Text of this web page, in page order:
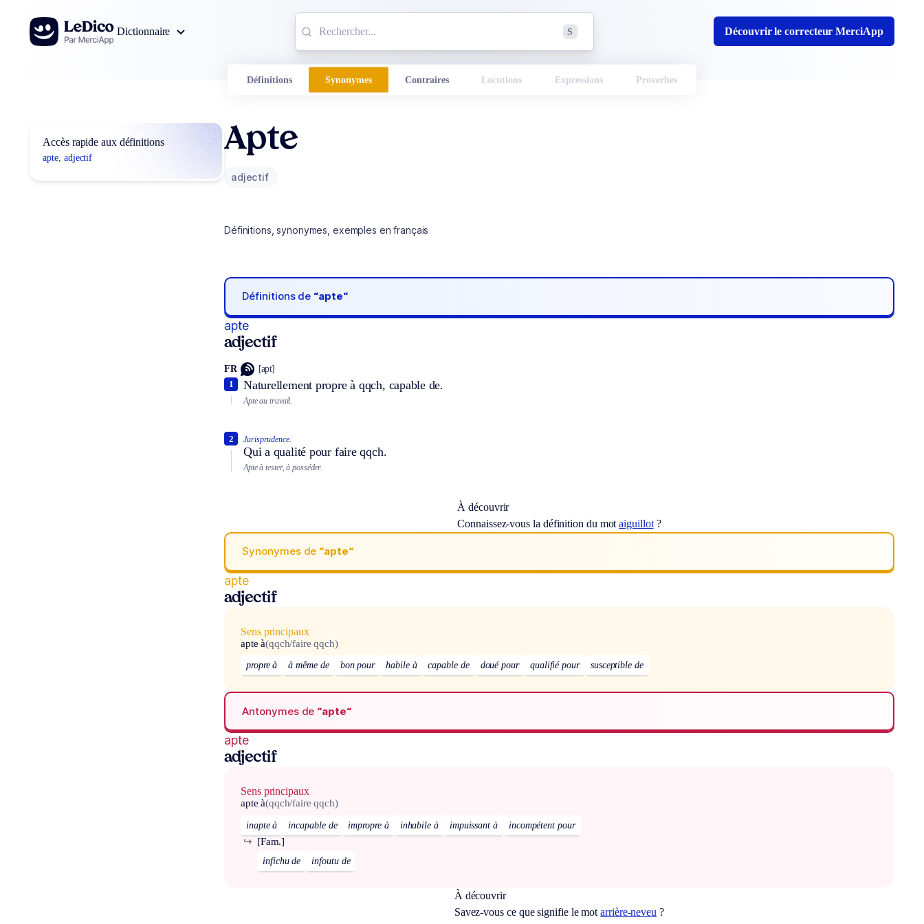
Aller au contenu
Dictionnaire
S Découvrir le correcteur MerciApp
Définitions Synonymes Contraires Locutions Expressions Proverbes
Accès rapide aux définitions
apte, adjectif
Apte
adjectif
Définitions, synonymes, exemples en français
Définitions de “apte“
apte
adjectif
FR [apt]
Naturellement propre à qqch, capable de.
1
Apte au travail.
Jurisprudence.
Qui a qualité pour faire qqch.
2
Apte à tester, à posséder.
À découvrir
Connaissez-vous la définition du motaiguillot?
Synonymes de “apte“
apte
adjectif
Sens principaux
apte à(qqch/faire qqch)
propre à à même de bon pour habile à capable de doué pour qualifié pour susceptible de
Antonymes de “apte“
apte
adjectif
Sens principaux
apte à(qqch/faire qqch)
inapte à incapable de impropre à inhabile à impuissant à incompétent pour
[Fam.]
↪
infichu de infoutu de
À découvrir
Savez-vous ce que signifie le motarrière-neveu ?